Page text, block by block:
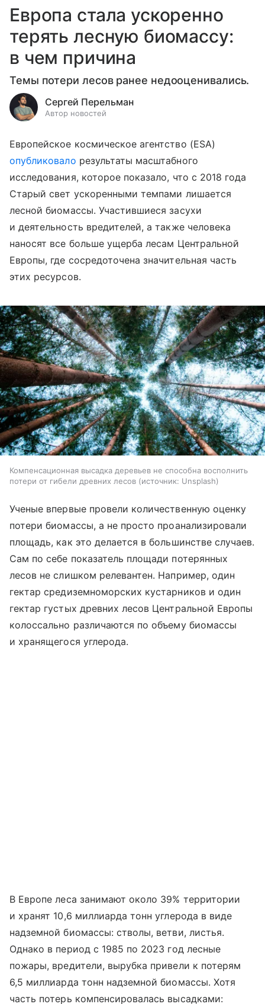
Европа стала ускоренно
терять лесную биомассу:
в чем причина
Темы потери лесов ранее недооценивались.
Сергей Перельман
Автор новостей
Европейское космическое агентство (ESA)
опубликовало результаты масштабного
исследования, которое показало, что с 2018 года
Старый свет ускоренными темпами лишается
лесной биомассы. Участившиеся засухи
и деятельность вредителей, а также человека
наносят все больше ущерба лесам Центральной
Европы, где сосредоточена значительная часть
этих ресурсов.
Компенсационная высадка деревьев не способна восполнить
потери от гибели древних лесов
источник: Unsplash
Ученые впервые провели количественную оценку
потери биомассы, а не просто проанализировали
площадь, как это делается в большинстве случаев.
Сам по себе показатель площади потерянных
лесов не слишком релевантен. Например, один
гектар средиземноморских кустарников и один
гектар густых древних лесов Центральной Европы
колоссально различаются по объему биомассы
и хранящегося углерода.
В Европе леса занимают около 39% территории
и хранят 10,6 миллиарда тонн углерода в виде
надземной биомассы: стволы, ветви, листья.
Однако в период с 1985 по 2023 год лесные
пожары, вредители, вырубка привели к потерям
6,5 миллиарда тонн надземной биомассы. Хотя
часть потерь компенсировалась высадками: